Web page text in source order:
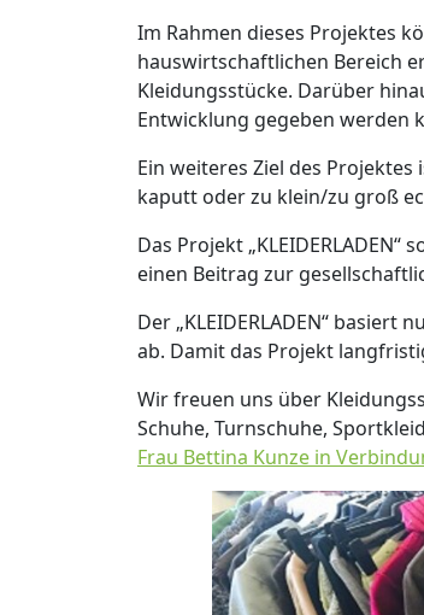
Im Rahmen dieses Projektes
hauswirtschaftlichen Bereich
Kleidungsstücke. Darüber
Entwicklung gegeben werden
Ein weiteres Ziel des
kaputt oder zu klein/zu groß
Das Projekt
einen Beitrag zur
Der „KLEIDERLADEN“
ab. Damit das Projekt
Wir freuen uns über
Schuhe, Turnschuhe,
Frau Bettina Kunze in